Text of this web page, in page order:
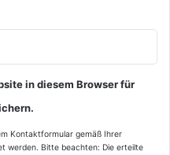
in diesem Browser für
Kontaktformular gemäß Ihrer
werden. Bitte beachten: Die erteilte